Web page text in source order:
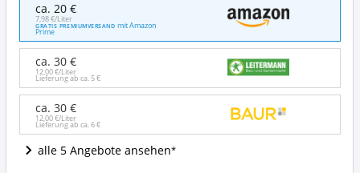
Farbe
Tim
Mälzer
Farbrezepte
L
Angebote:
ist
diese
ca. 20 €
7,98 €/Liter
GRATIS PREMIUMVERSAND mit Amazon
Prime
ca. 30 €
12,00 €/Liter
Lieferung ab ca.5 €
ca. 30 €
12,00 €/Liter
Lieferung ab ca.6 €
alle 5 Angebote ansehen